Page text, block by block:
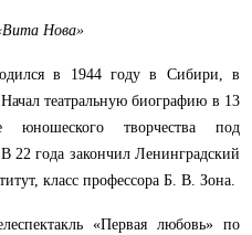
Нова»
в 1944 году в Сибири, в
театральную биографию в 13
юношеского творчества под
22 года закончил Ленинградский
класс профессора Б. В. Зона.
«Первая любовь» по